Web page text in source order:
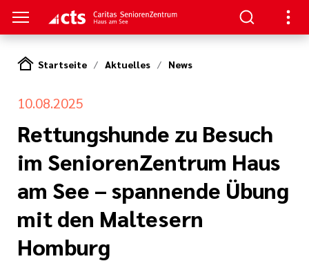
II
Pflege
See
Startseite Aktuelles News
10.08.2025
Rettungshunde zu Besuch
im SeniorenZentrum Haus
am See – spannende Übung
mit den Maltesern
Homburg